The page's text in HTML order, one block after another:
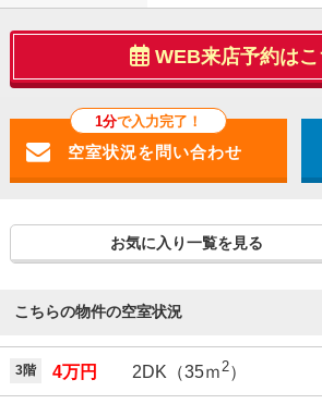
WEB来店予約はこ
1分で入力完了！
お気に入り一覧を見る
こちらの物件の空室状況
3階 4万円 2DK（35ｍ 2）